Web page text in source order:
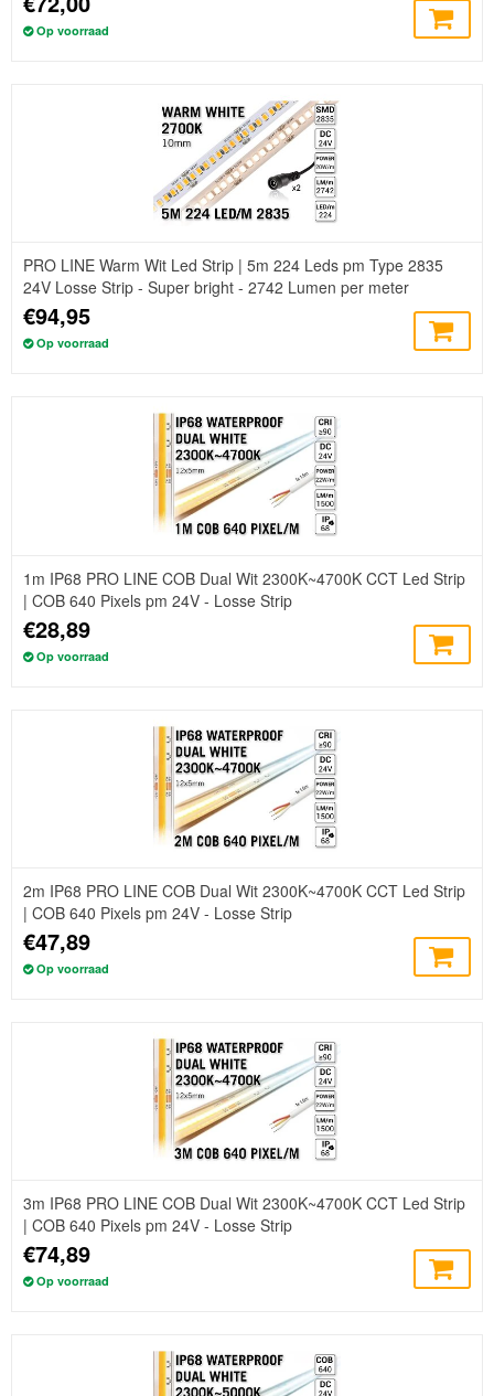
Op voorraad
PRO LINE Warm Wit Led Strip | 5m 224 Leds pm Type 2835
24V Losse Strip - Super bright - 2742 Lumen per meter
€94,95
Op voorraad
1m IP68 PRO LINE COB Dual Wit 2300K~4700K CCT Led Strip
| COB 640 Pixels pm 24V - Losse Strip
€28,89
Op voorraad
2m IP68 PRO LINE COB Dual Wit 2300K~4700K CCT Led Strip
| COB 640 Pixels pm 24V - Losse Strip
€47,89
Op voorraad
3m IP68 PRO LINE COB Dual Wit 2300K~4700K CCT Led Strip
| COB 640 Pixels pm 24V - Losse Strip
€74,89
Op voorraad